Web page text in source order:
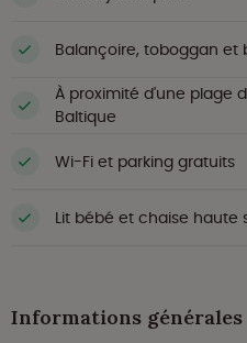
Balançoire, toboggan et
À proximité d'une plage
Baltique
Wi-Fi et parking gratuits
Lit bébé et chaise haute
Informations générales